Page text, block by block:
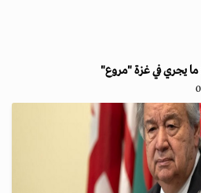
ما يجري في غزة "مروع"